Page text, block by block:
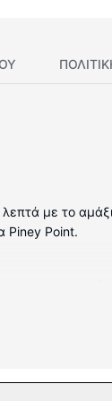
με το
Piney Point.
διασκέδασή